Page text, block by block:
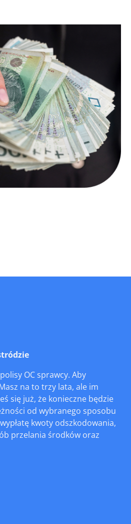
OC sprawcy. Aby
na to trzy lata, ale im
się już, że konieczne będzie
od wybranego sposobu
kwoty odszkodowania,
przelania środków oraz